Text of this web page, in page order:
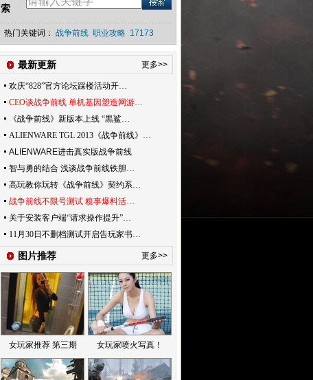
索
热门关键词： 战争前线 职业攻略 17173
最新更新 更多>>
欢庆“828”官方论坛踩楼活动开…
CEO谈战争前线 单机基因塑造网游…
《战争前线》新版本上线 “黒鲨…
ALIENWARE TGL 2013《战争前线》…
ALIENWARE进击真实版战争前线
智与勇的结合 浅谈战争前线铁胆…
高玩教你玩转《战争前线》契约系…
战争前线不限号测试 糗事爆料活…
关于安装客户端“请求操作提升”…
11月30日不删档测试开启告玩家书…
图片推荐 更多>>
女玩家推荐 第三期 女玩家喷火写真！